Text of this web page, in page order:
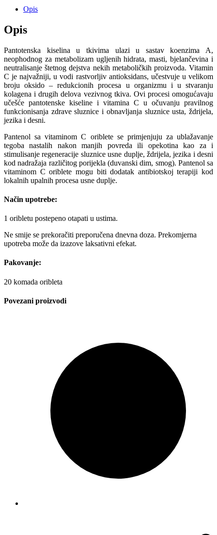
Opis
Opis
Pantotenska kiselina u tkivima ulazi u sastav koenzima A,
neophodnog za metabolizam ugljenih hidrata, masti, bjelančevina i
neutralisanje štetnog dejstva nekih metaboličkih proizvoda. Vitamin
C je najvažniji, u vodi rastvorljiv antioksidans, učestvuje u velikom
broju oksido – redukcionih procesa u organizmu i u stvaranju
kolagena i drugih delova vezivnog tkiva. Ovi procesi omogućavaju
učešće pantotenske kiseline i vitamina C u očuvanju pravilnog
funkcionisanja zdrave sluznice i obnavljanja sluznice usta, ždrijela,
jezika i desni.
Pantenol sa vitaminom C oriblete se primjenjuju za ublažavanje
tegoba nastalih nakon manjih povreda ili opekotina kao za i
stimulisanje regeneracije sluznice usne duplje, ždrijela, jezika i desni
kod nadražaja različitog porijekla (duvanski dim, smog). Pantenol sa
vitaminom C oriblete mogu biti dodatak antibiotskoj terapiji kod
lokalnih upalnih procesa usne duplje.
Način upotrebe:
1 oribletu postepeno otapati u ustima.
Ne smije se prekoračiti preporučena dnevna doza. Prekomjerna
upotreba može da izazove laksativni efekat.
Pakovanje:
20 komada oribleta
Povezani proizvodi